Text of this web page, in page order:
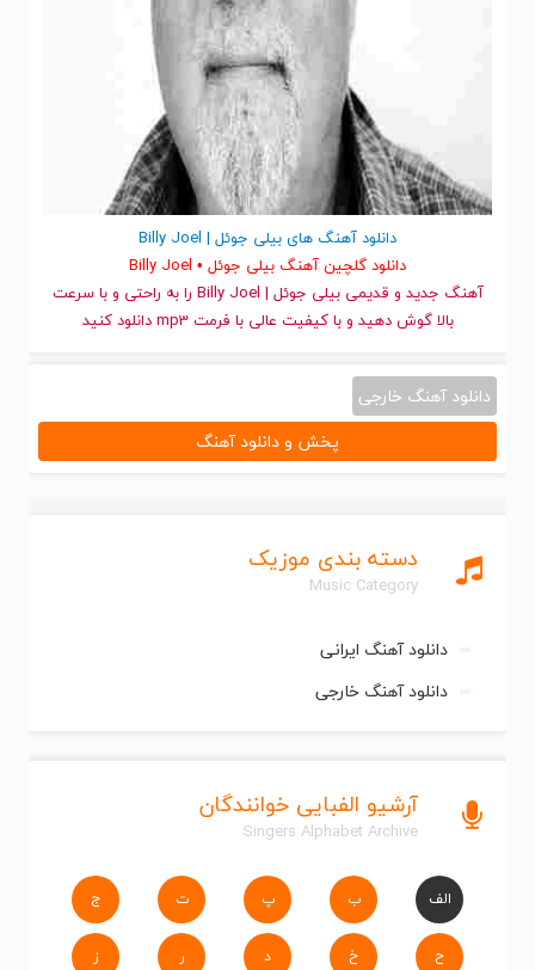
دسته بندی موزیک
Music Category
دانلود آهنگ ایرانی
دانلود آهنگ خارجی
آرشیو الفبایی خوانندگان
Singers Alphabet Archive
الف ب پ ت ج
ح خ د ر ز
دانلود آهنگ های بیلی جوئل | Billy Joel
دانلود گلچین آهنگ بیلی جوئل • Billy Joel
آهنگ جدید
و قدیمی بیلی جوئل | Billy Joel را به راحتی و با سرعت
بالا گوش دهید و با کیفیت عالی با فرمت mp3 دانلود کنید
دانلود آهنگ خارجی
پخش و دانلود آهنگ